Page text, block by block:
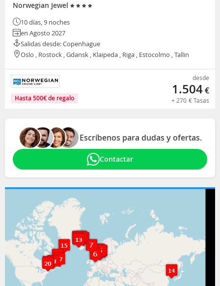
Norwegian Jewel
10 días, 9 noches
en Agosto 2027
Salidas desde: Copenhague
Oslo , Rostock , Gdansk , Klaipeda , Riga , Estocolmo , Tallin
Hasta 500€de regalo
desde
1.504€
+ 270 €Tasas
Escríbenos para dudas y ofertas.
Contactar